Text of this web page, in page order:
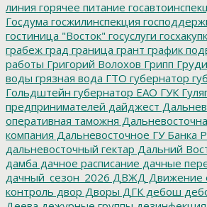
линия горячее питание
Госдума госжилинспекция
гостиница "Восток" госуслуги
грабеж град граница грант график
работы Григорий Волохов Грипп
воды грязная вода ГТО губернатор
Гольдштейн губернатор ЕАО ГУК
предпринимателей дайджест
оперативная таможня
компания Дальневосточное ГУ Банка
дальневосточный гектар Дальний
дамба дачное расписание дачные
дачный_сезон_2026 ДВЖД Движение
контроль двор Дворы ДГК дебош